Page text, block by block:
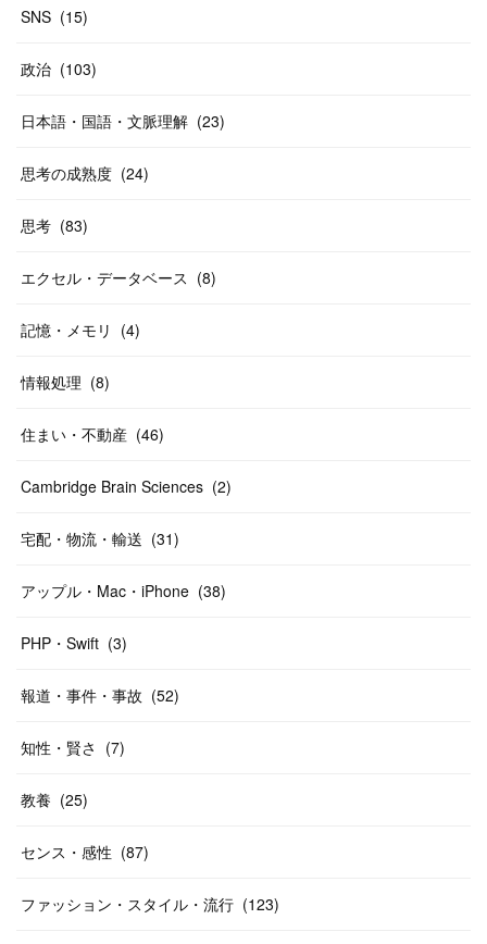
SNS (15)
政治 (103)
日本語・国語・文脈理解 (23)
思考の成熟度 (24)
思考 (83)
エクセル・データベース (8)
記憶・メモリ (4)
情報処理 (8)
住まい・不動産 (46)
Cambridge Brain Sciences (2)
宅配・物流・輸送 (31)
アップル・Mac・iPhone (38)
PHP・Swift (3)
報道・事件・事故 (52)
知性・賢さ (7)
教養 (25)
センス・感性 (87)
ファッション・スタイル・流行 (123)